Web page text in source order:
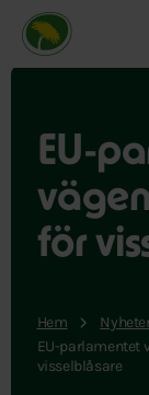
Miljöpartiet de
EU-
för
Hem
EU-parlamentet
visselblåsare